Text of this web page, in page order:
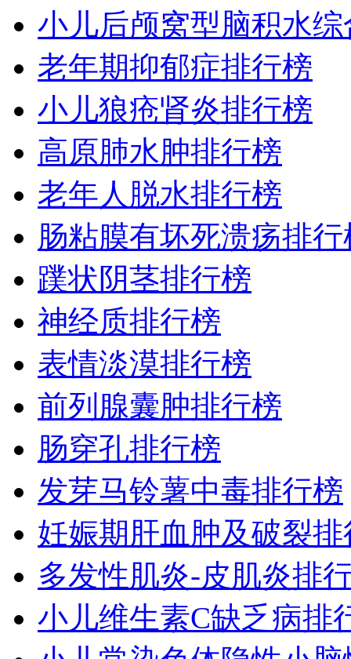
小儿后颅窝型脑积水
老年期抑郁症排行榜
小儿狼疮肾炎排行榜
高原肺水肿排行榜
老年人脱水排行榜
肠粘膜有坏死溃疡排行
蹼状阴茎排行榜
神经质排行榜
表情淡漠排行榜
前列腺囊肿排行榜
肠穿孔排行榜
发芽马铃薯中毒排行榜
妊娠期肝血肿及破裂排
多发性肌炎-皮肌炎排
小儿维生素C缺乏病排